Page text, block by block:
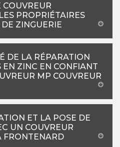
COUVREUR
PROPRIÉTAIRES
ZINGUERIE
DE LA RÉPARATION
EN ZINC EN CONFIANT
MP COUVREUR
ET LA POSE DE
UN COUVREUR
FRONTENARD